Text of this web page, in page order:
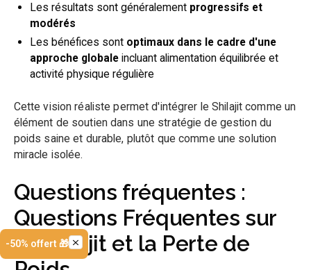
-50% offert 🎁
Les résultats sont généralement progressifs et
modérés
Les bénéfices sont optimaux dans le cadre d'une
approche globale incluant alimentation équilibrée et
activité physique régulière
Cette vision réaliste permet d'intégrer le Shilajit comme un
élément de soutien dans une stratégie de gestion du
poids saine et durable, plutôt que comme une solution
miracle isolée.
Questions fréquentes :
Questions Fréquentes sur
le Shilajit et la Perte de